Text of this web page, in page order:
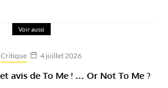
Voir aussi
Critique 4 juillet 2026
avis de To Me ! … Or Not To Me ?